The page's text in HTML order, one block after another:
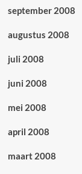
september 2008
augustus 2008
juli 2008
juni 2008
mei 2008
april 2008
maart 2008